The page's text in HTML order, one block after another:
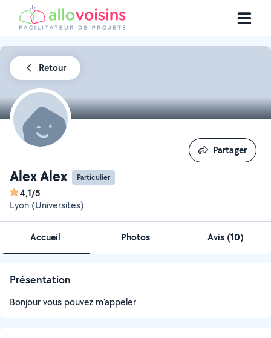
Retour
Alex Alex Particulier
4,1/5
Lyon (Universites)
Partager
Partager
Accueil Photos Avis (10)
Présentation
Bonjour vous pouvez m'appeler